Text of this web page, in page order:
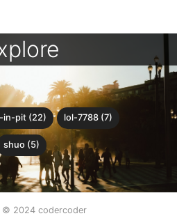
in-pit (22) lol-7788 (7)
shuo (5)
© 2024 codercoder